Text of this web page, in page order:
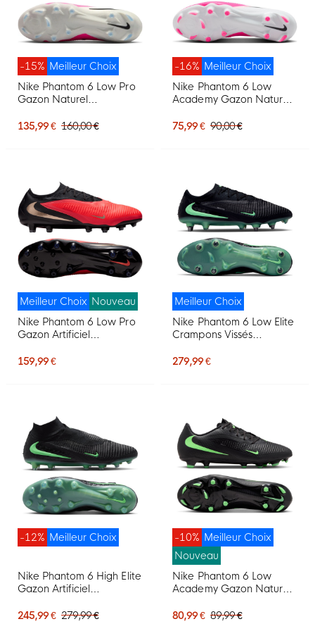
Meilleur Choix
-15%
Nike Phantom 6 Low Pro
Gazon Naturel
Blanc Rose Vif Noir
135,99 € 160,00 €
Meilleur Choix
-16%
Nike Phantom 6 Low
Academy Gazon Naturel
Foot (MG) Blanc Rose Vif
75,99 € 90,00 €
Meilleur Choix Nouveau
Nike Phantom 6 Low Pro
Gazon Artificiel
Noir Rouge Vif Doré
159,99 €
Meilleur Choix
Nike Phantom 6 Low Elite
Crampons Vissés
Pro Player Noir Vert Vif
279,99 €
Meilleur Choix
-12%
Nike Phantom 6 High Elite
Gazon Artificiel
Noir Vert Vif
245,99 € 279,99 €
Meilleur Choix
-10%
Nouveau
Nike Phantom 6 Low
Academy Gazon Naturel
Foot (MG) Noir Vert Vif
80,99 € 89,99 €